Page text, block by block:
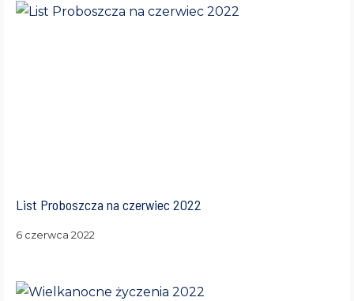
List Proboszcza na czerwiec 2022
6 czerwca 2022